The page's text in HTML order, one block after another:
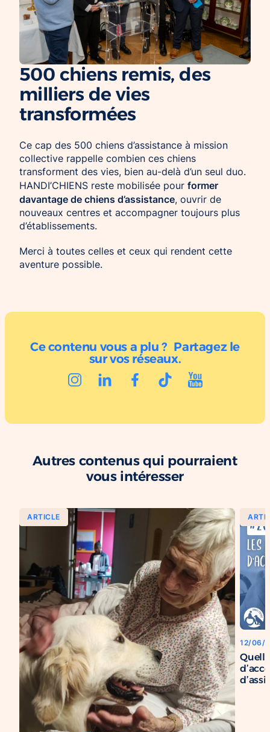
500 chiens remis, des
milliers de vies
transformées
Ce cap des 500 chiens d’assistance à mission
collective rappelle combien ces chiens
transforment des vies, bien au-delà d’un seul duo.
HANDI’CHIENS reste mobilisée pour former
davantage de chiens d’assistance, ouvrir de
nouveaux centres et accompagner toujours plus
d’établissements.
Merci à toutes celles et ceux qui rendent cette
aventure possible.
Ce contenu vous a plu ? Partagez le
sur vos réseaux.
Autres contenus qui pourraient
vous intéresser
ARTICLE
12/06/